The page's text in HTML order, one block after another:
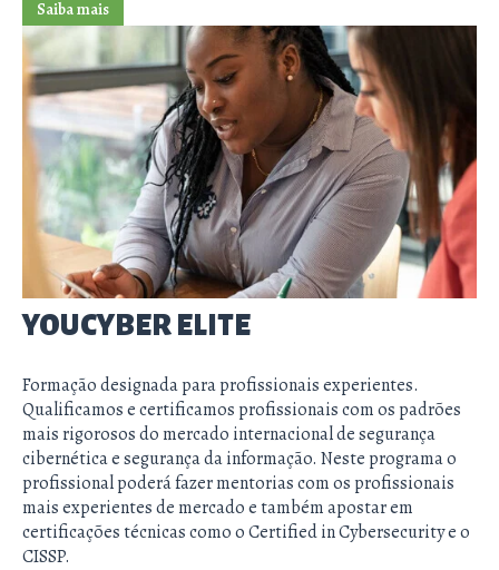
Saiba mais
YOUCYBER ELITE
Formação designada para profissionais experientes.
Qualificamos e certificamos profissionais com os padrões
mais rigorosos do mercado internacional de segurança
cibernética e segurança da informação. Neste programa o
profissional poderá fazer mentorias com os profissionais
mais experientes de mercado e também apostar em
certificações técnicas como o Certified in Cybersecurity e o
CISSP.